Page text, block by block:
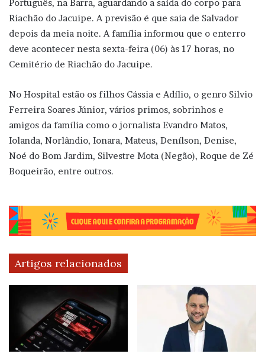
Português, na Barra, aguardando a saída do corpo para
Riachão do Jacuipe. A previsão é que saia de Salvador
depois da meia noite. A família informou que o enterro
deve acontecer nesta sexta-feira (06) às 17 horas, no
Cemitério de Riachão do Jacuipe.
No Hospital estão os filhos Cássia e Adílio, o genro Silvio
Ferreira Soares Júnior, vários primos, sobrinhos e
amigos da família como o jornalista Evandro Matos,
Iolanda, Norlândio, Ionara, Mateus, Denílson, Denise,
Noé do Bom Jardim, Silvestre Mota (Negão), Roque de Zé
Boqueirão, entre outros.
Artigos relacionados